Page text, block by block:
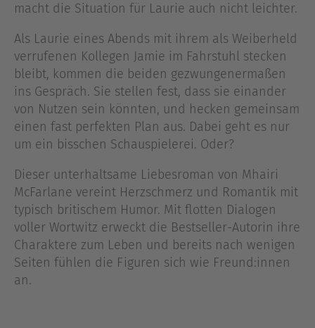
macht die Situation für Laurie auch nicht leichter.
Als Laurie eines Abends mit ihrem als Weiberheld
verrufenen Kollegen Jamie im Fahrstuhl stecken
bleibt, kommen die beiden gezwungenermaßen
ins Gespräch. Sie stellen fest, dass sie einander
von Nutzen sein könnten, und hecken gemeinsam
einen fast perfekten Plan aus. Dabei geht es nur
um ein bisschen Schauspielerei. Oder?
Dieser unterhaltsame Liebesroman von Mhairi
McFarlane vereint Herzschmerz und Romantik mit
typisch britischem Humor. Mit flotten Dialogen
voller Wortwitz erweckt die Bestseller-Autorin ihre
Charaktere zum Leben und bereits nach wenigen
Seiten fühlen die Figuren sich wie Freund:innen
an.